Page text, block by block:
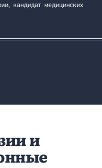
кандидат медицинских
и